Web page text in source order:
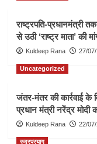
राष्ट्रपति-प्रधानमंत्री
से उठी ‘राष्ट्र माता’ की
Kuldeep Rana 27/
Uncategorized
जंतर-मंतर की कार्रवाई के
प्रधान मंत्री नरेंद्र मोदी
Kuldeep Rana 22/
रुद्रप्रयाग